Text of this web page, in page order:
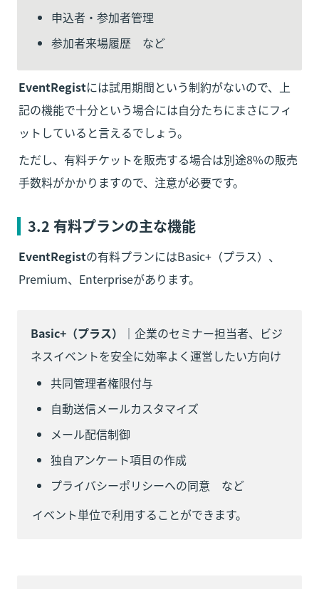
申込者・参加者管理
参加者来場履歴　など
EventRegistには試用期間という制約がないので、上
記の機能で十分という場合には自分たちにまさにフィ
ットしていると言えるでしょう。
ただし、有料チケットを販売する場合は別途8%の販売
手数料がかかりますので、注意が必要です。
3.2 有料プランの主な機能
EventRegistの有料プランにはBasic+（プラス）、
Premium、Enterpriseがあります。
Basic+（プラス）
｜企業のセミナー担当者、ビジ
ネスイベントを安全に効率よく運営したい方向け
共同管理者権限付与
自動送信メールカスタマイズ
メール配信制御
独自アンケート項目の作成
プライバシーポリシーへの同意　など
イベント単位で利用することができます。